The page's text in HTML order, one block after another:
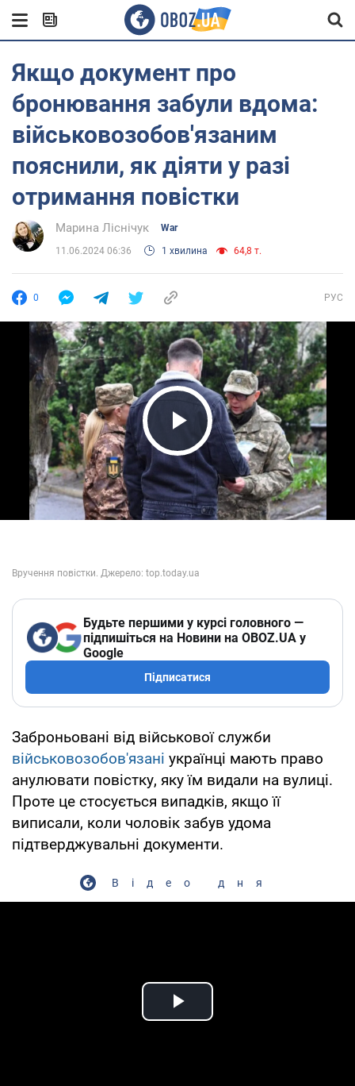
Якщо документ про
бронювання забули вдома:
військовозобов'язаним
пояснили, як діяти у разі
отримання повістки
Марина Ліснічук War
11.06.2024 06:36 1 хвилина 64,8 т.
0 РУС
Play Video
Будьте першими у курсі головного —
підпишіться на Новини на OBOZ.UA у
Google
Підписатися
Заброньовані від військової служби
військовозобов'язані українці мають право
анулювати повістку, яку їм видали на вулиці.
Проте це стосується випадків, якщо її
виписали, коли чоловік забув удома
підтверджувальні документи.
Відео дня
Play Video